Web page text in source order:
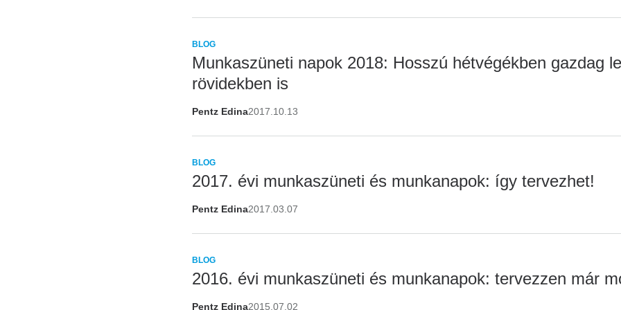
BLOG
Munkaszüneti napok 2018: Hosszú hétvégékben gazdag
rövidekben is
Pentz Edina2017.10.13
BLOG
2017. évi munkaszüneti és munkanapok: így tervezhet!
Pentz Edina2017.03.07
BLOG
2016. évi munkaszüneti és munkanapok: tervezzen már
Pentz Edina2015.07.02